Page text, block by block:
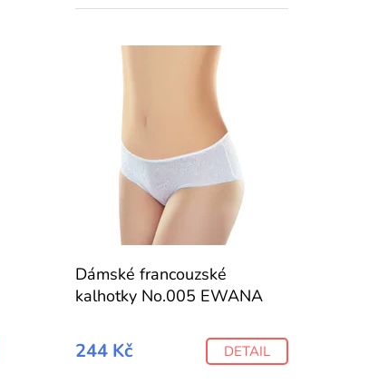
Dámské francouzské
kalhotky No.005 EWANA
244 Kč DETAIL